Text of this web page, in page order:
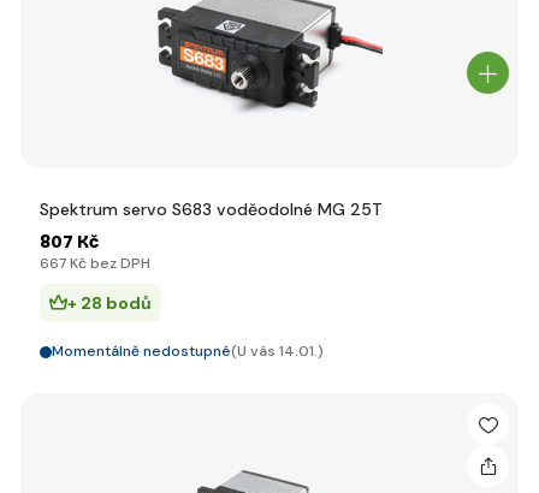
Spektrum servo S683 voděodolné MG 25T
807 Kč
667 Kč bez DPH
+ 28 bodů
Momentálně nedostupné(U vás 14.01.)